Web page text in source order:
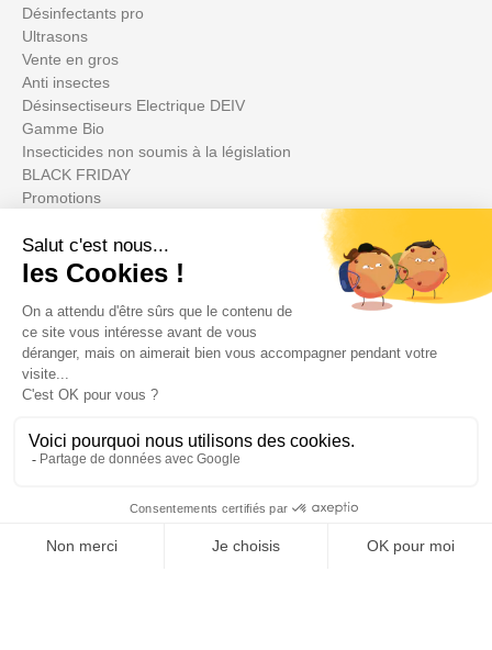
Désinfectants pro
Ultrasons
Vente en gros
Anti insectes
Désinsectiseurs Electrique DEIV
Gamme Bio
Insecticides non soumis à la législation
BLACK FRIDAY
Promotions
Votre compte
Informations
